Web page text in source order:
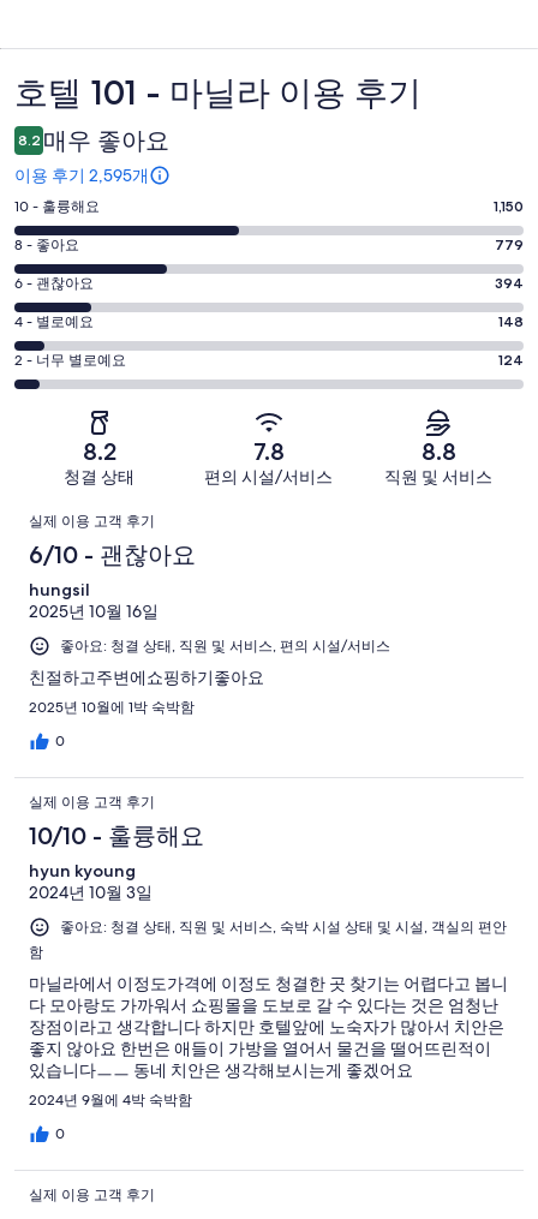
이
용
후
기
호텔 101 - 마닐라 이용 후기
8.2 매우 좋아요
이용 후기 2,595개
평
점
10
-
훌
륭
해
요.
후
기
1150
10 - 훌륭해요 1,150
평
점
8
-
좋
아
후
기
중
779
개
8 - 좋아요 779
평
점
6
-
괜
개
이
후
기
중
394
개
6 - 괜찮아요 394
평
점
4
2595
개
이
용
후
148
개
4 - 별로예요 148
평
점
별
요.
2595
개
이
용
기
중
124
개
2 - 너무 별로예요 124
8.2
청결 상태
7.8
편의 시설/서비스
8.8
직원 및 서비스
이
용
후
기
실제 이용 고객 후기
6/10 - 괜찮아요
hungsil
2025년 10월 16일
좋아요: 청결 상태, 직원 및 서비스, 편의 시설/서비스
친절하고주변에쇼핑하기좋아요
2025년 10월에 1박 숙박함
0
실제 이용 고객 후기
10/10 - 훌륭해요
hyun kyoung
2024년 10월 3일
좋아요: 청결 상태, 직원 및 서비스, 숙박 시설 상태 및 시설, 객실의 편안
함
마닐라에서 이정도가격에 이정도 청결한 곳 찾기는 어렵다고 봅니
다 모아랑도 가까워서 쇼핑몰을 도보로 갈 수 있다는 것은 엄청난
장점이라고 생각합니다 하지만 호텔앞에 노숙자가 많아서 치안은
좋지 않아요 한번은 애들이 가방을 열어서 물건을 떨어뜨린적이
있습니다ㅡㅡ 동네 치안은 생각해보시는게 좋겠어요
2024년 9월에 4박 숙박함
0
실제 이용 고객 후기